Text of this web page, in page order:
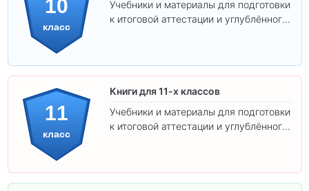
10
класс
Учебники и материалы для подготовки
к итоговой аттестации и углублённого
11
класс
Книги для 11-х классов
Учебники и материалы для подготовки
к итоговой аттестации и углублённого